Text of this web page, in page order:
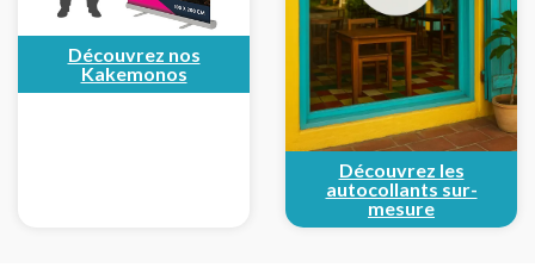
Découvrez nos
Kakemonos
Découvrez les
autocollants sur-
mesure